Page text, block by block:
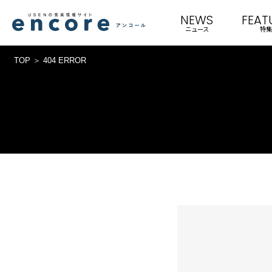
NEWS
ニュース 特集
TOP 404 ERROR